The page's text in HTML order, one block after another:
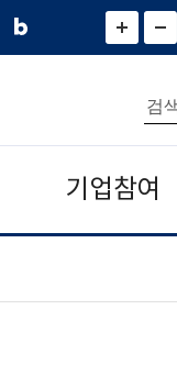
네
그
)
화
면
면
소
통
합
검
색
기업참여